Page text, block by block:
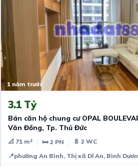
1 năm trước
3.1 Tỷ
Bán căn hộ chung cư OPAL
Văn Đồng, Tp. Thủ Đức
📐 71 m² 🛏 2 PN
🚿 2 WC
📍phường An Bình, Thị xã Dĩ An, Bình